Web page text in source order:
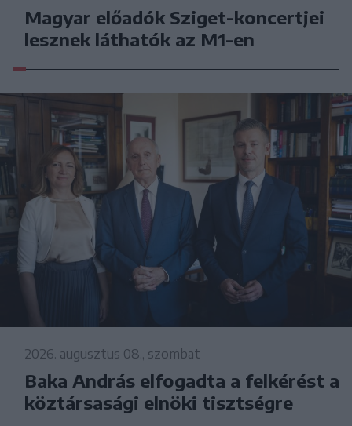
Magyar előadók Sziget-koncertjei
lesznek láthatók az M1-en
2026. augusztus 08., szombat
Baka András elfogadta a felkérést a
köztársasági elnöki tisztségre